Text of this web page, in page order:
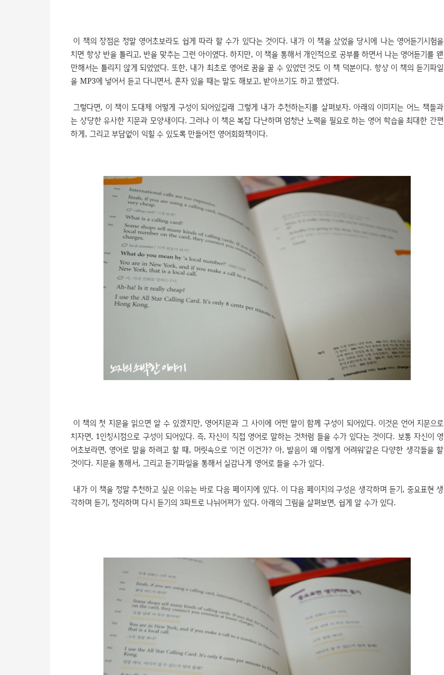
이 책의 장점은 정말 영어초보라도 쉽게 따라 할 수가 있다는 것이다. 내가 이 책을 샀었을 당시에 나는 영어듣기시험을
치면 항상 반을 틀리고, 반을 맞추는 그런 아이였다. 하지만, 이 책을 통해서 개인적으로 공부를 하면서 나는 영어듣기를 왠
만해서는 틀리지 않게 되었었다. 또한, 내가 최초로 영어로 꿈을 꿀 수 있었던 것도 이 책 덕분이다. 항상 이 책의 듣기파일
을 MP3에 넣어서 듣고 다니면서, 혼자 있을 때는 말도 해보고, 받아쓰기도 하고 했었다.
그렇다면, 이 책이 도대체 어떻게 구성이 되어있길래 그렇게 내가 추천하는지를 살펴보자. 아래의 이미지는 어느 책들과
는 상당한 유사한 지문과 모양새이다. 그러나 이 책은 복잡 다난하며 엄청난 노력을 필요로 하는 영어 학습을 최대한 간편
하게, 그리고 부담없이 익힐 수 있도록 만들어전 영어회화책이다.
이 책의 첫 지문을 읽으면 알 수 있겠지만, 영어지문과 그 사이에 어떤 말이 함께 구성이 되어있다. 이것은 언어 지문으로
치자면, 1인칭시점으로 구성이 되어있다. 즉, 자신이 직접 영어로 말하는 것처럼 들을 수가 있다는 것이다. 보통 자신이 영
어초보라면, 영어로 말을 하려고 할 때, 머릿속으로 '이건 이건가? 아, 발음이 왜 이렇게 어려워'같은 다양한 생각들을 할
것이다. 지문을 통해서, 그리고 듣기파일을 통해서 실감나게 영어로 들을 수가 있다.
내가 이 책을 정말 추천하고 싶은 이유는 바로 다음 페이지에 있다. 이 다음 페이지의 구성은 생각하며 듣기, 중요표현 생
각하며 듣기, 정리하며 다시 듣기의 3파트로 나뉘어져가 있다. 아래의 그림을 살펴보면, 쉽게 알 수가 있다.